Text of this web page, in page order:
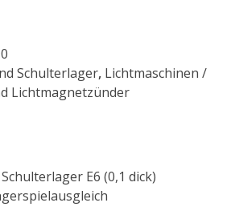
Schulterlager, Lichtmaschinen /
Lichtmagnetzünder
E6 (0,1 dick)